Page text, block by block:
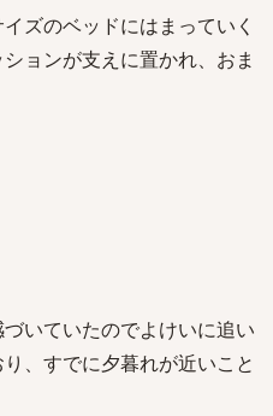
ズのベッドにはまっていく
ョンが支えに置かれ、おま
いていたのでよけいに追い
、すでに夕暮れが近いこと